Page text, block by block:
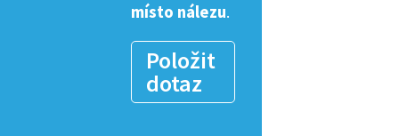
místo nálezu.
Položit
dotaz